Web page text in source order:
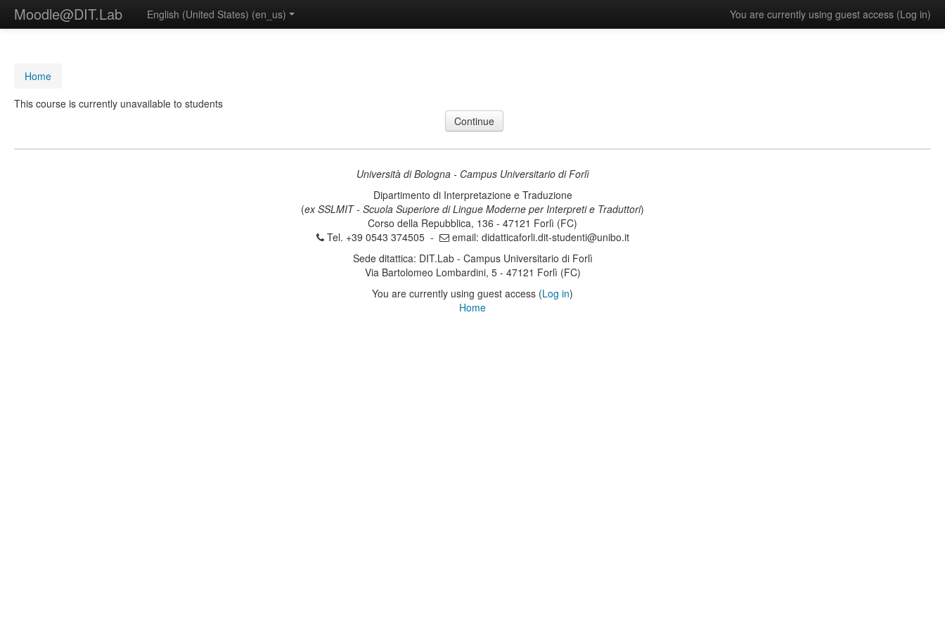
Moodle@DIT.Lab You are currently using guest access (Log in)
English (United States) ‎(en_us)‎
Home
This course is currently unavailable to students
Università di Bologna - Campus Universitario di Forlì
Dipartimento di Interpretazione e Traduzione
(ex SSLMIT - Scuola Superiore di Lingue Moderne per Interpreti e Traduttori)
Corso della Repubblica, 136 - 47121 Forlì (FC)
Tel. +39 0543 374505 -
email: didatticaforli.dit-studenti@unibo.it
Sede ditattica: DIT.Lab - Campus Universitario di Forlì
Via Bartolomeo Lombardini, 5 - 47121 Forlì (FC)
You are currently using guest access (Log in)
Home